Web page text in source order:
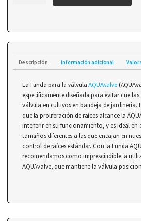
Descripción Información adicional
La Funda para la válvula AQUAvalve
específicamente diseñada para evitar que
válvula en cultivos en bandeja de jardinería.
que la proliferación de raíces alcance la
interferir en su funcionamiento, y es ideal en
tamaños diferentes a las que encajan en
control de raíces estándar. Con la Funda
recomendamos como imprescindible la
AQUAvalve, que mantiene la válvula